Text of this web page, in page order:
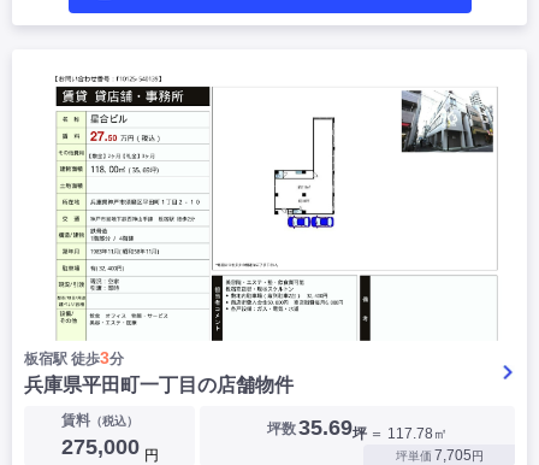
板宿駅 徒歩3分
兵庫県平田町一丁目の店舗物件
賃料（税込）
275,000 円
坪数35.69坪 ＝ 117.78㎡
坪単価 7,705円